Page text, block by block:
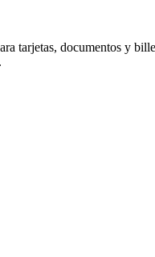
tarjetas, documentos y